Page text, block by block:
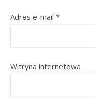
Adres e-mail *
Witryna internetowa